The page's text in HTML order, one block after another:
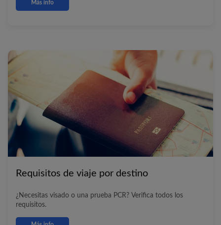
Más info
Requisitos de viaje por destino
¿Necesitas visado o una prueba PCR? Verifica todos los
requisitos.